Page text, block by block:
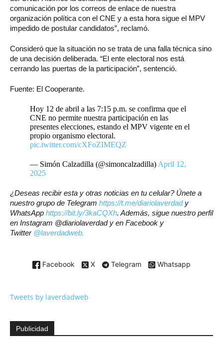
comunicación por los correos de enlace de nuestra
organización política con el CNE y a esta hora sigue el MPV
impedido de postular candidatos”, reclamó.
Consideró que la situación no se trata de una falla técnica sino
de una decisión deliberada. “El ente electoral nos está
cerrando las puertas de la participación”, sentenció.
Fuente: El Cooperante.
Hoy 12 de abril a las 7:15 p.m. se confirma que el
CNE no permite nuestra participación en las
presentes elecciones, estando el MPV vigente en el
propio organismo electoral.
pic.twitter.com/cXFoZIMEQZ
— Simón Calzadilla (@simoncalzadilla) April 12,
2025
¿Deseas recibir esta y otras noticias en tu celular? Únete a
nuestro grupo de Telegram https://t.me/diariolaverdady
WhatsApp https://bit.ly/3kaCQXh. Además, sigue nuestro perfil
en Instagram @diariolaverdad y en Facebook y
Twitter @laverdadweb.
Facebook X Telegram Whatsapp
Tweets by laverdadweb
Publicidad